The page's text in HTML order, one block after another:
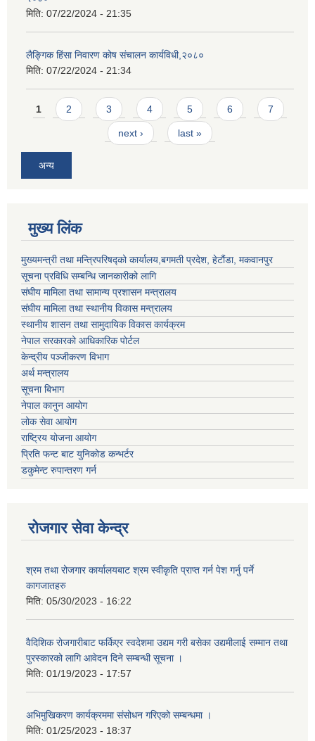
मिति: 07/22/2024 - 21:35
लैङ्गिक हिंसा निवारण कोष संचालन कार्यविधी,२०८०
मिति: 07/22/2024 - 21:34
Pages
1 2 3 4 5 6 7
next › last »
अन्य
मुख्य लिंक
मुख्यमन्त्री तथा मन्त्रिपरिषद्को कार्यालय,बगमती प्रदेश, हेटौंडा, मकवानपुर
सूचना प्रविधि सम्बन्धि जानकारीको लागि
संघीय मामिला तथा सामान्य प्रशासन मन्त्रालय
संघीय मामिला तथा स्थानीय विकास मन्त्रालय
स्थानीय शासन तथा सामुदायिक विकास कार्यक्रम
नेपाल सरकारको आधिकारिक पोर्टल
केन्द्रीय पञ्जीकरण विभाग
अर्थ मन्त्रालय
सूचना बिभाग
नेपाल कानुन आयोग
लोक सेवा आयोग
राष्ट्रिय योजना आयोग
प्रिति फन्ट बाट युनिकोड कन्भर्टर
डकुमेन्ट रुपान्तरण गर्न
रोजगार सेवा केन्द्र
श्रम तथा रोजगार कार्यालयबाट श्रम स्वीकृति प्राप्त गर्न पेश गर्नु पर्ने
कागजातहरु
मिति: 05/30/2023 - 16:22
वैदिशिक रोजगारीबाट फर्किएर स्वदेशमा उद्यम गरी बसेका उद्यमीलाई सम्मान तथा
पुरस्कारको लागि आवेदन दिने सम्बन्धी सूचना ।
मिति: 01/19/2023 - 17:57
अभिमुखिकरण कार्यक्रममा संसोधन गरिएको सम्बन्धमा ।
मिति: 01/25/2023 - 18:37